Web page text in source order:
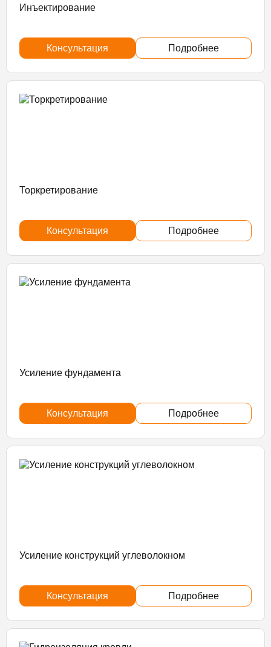
Инъектирование
Консультация Подробнее
Торкретирование
Консультация Подробнее
Усиление фундамента
Консультация Подробнее
Усиление конструкций углеволокном
Консультация Подробнее